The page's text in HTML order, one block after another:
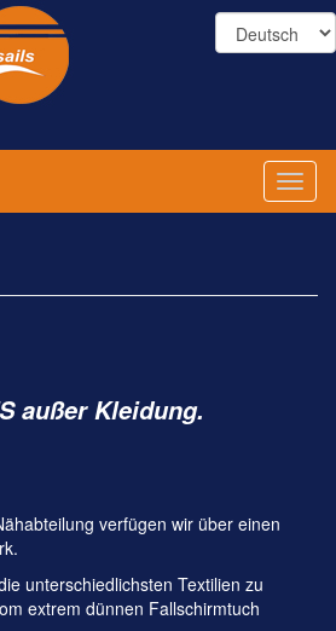
außer Kleidung.
verfügen wir über einen
unterschiedlichsten Textilien zu
extrem dünnen Fallschirmtuch